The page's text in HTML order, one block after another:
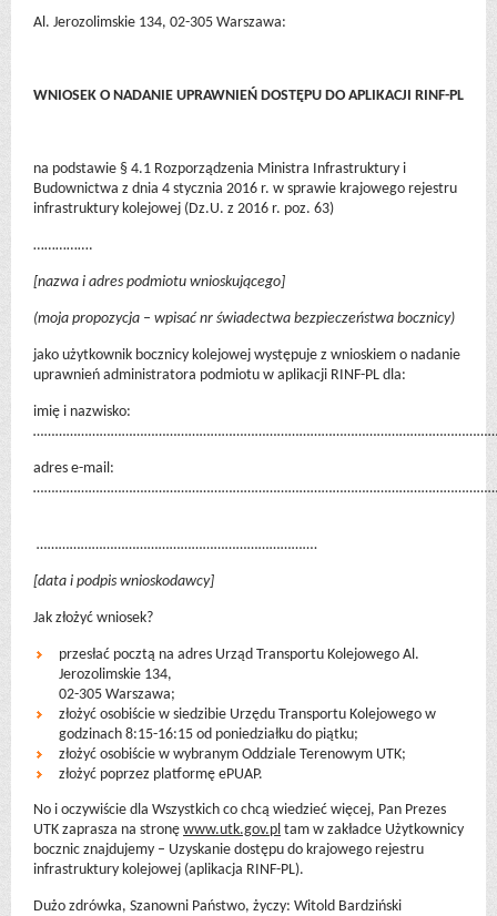
Al. Jerozolimskie 134, 02-305 Warszawa:
WNIOSEK O NADANIE UPRAWNIEŃ DOSTĘPU DO APLIKACJI RINF-PL
na podstawie § 4.1 Rozporządzenia Ministra Infrastruktury i
Budownictwa z dnia 4 stycznia 2016 r. w sprawie krajowego rejestru
infrastruktury kolejowej (Dz.U. z 2016 r. poz. 63)
…………….
[nazwa i adres podmiotu wnioskującego]
(moja propozycja – wpisać nr świadectwa bezpieczeństwa bocznicy)
jako użytkownik bocznicy kolejowej występuje z wnioskiem o nadanie
uprawnień administratora podmiotu w aplikacji RINF-PL dla:
imię i nazwisko:
adres e-mail:
…………………………
………………………………………………………………….
[data i podpis wnioskodawcy]
Jak złożyć wniosek?
przesłać pocztą na adres Urząd Transportu Kolejowego Al.
Jerozolimskie 134,
02-305 Warszawa;
złożyć osobiście w siedzibie Urzędu Transportu Kolejowego w
godzinach 8:15-16:15 od poniedziałku do piątku;
złożyć osobiście w wybranym Oddziale Terenowym UTK;
złożyć poprzez platformę ePUAP.
No i oczywiście dla Wszystkich co chcą wiedzieć więcej, Pan Prezes
UTK zaprasza na stronę www.utk.gov.pl tam w zakładce Użytkownicy
bocznic znajdujemy – Uzyskanie dostępu do krajowego rejestru
infrastruktury kolejowej (aplikacja RINF-PL).
Dużo zdrówka, Szanowni Państwo, życzy: Witold Bardziński